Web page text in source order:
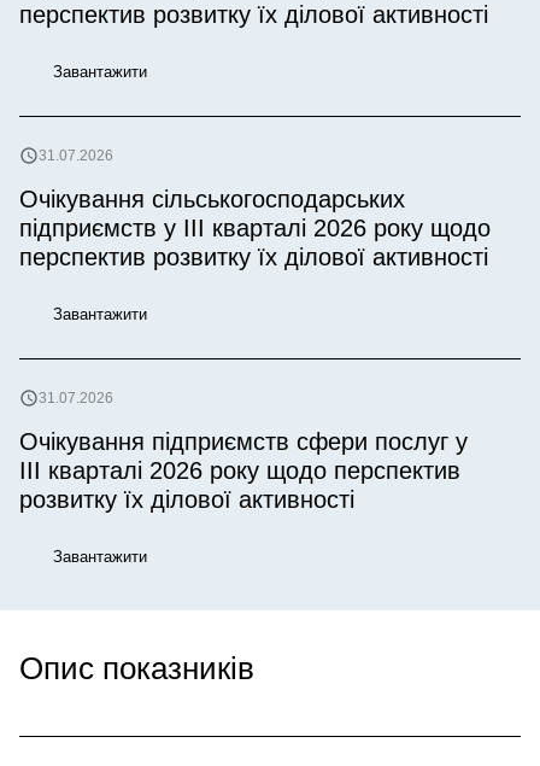
перспектив розвитку їх ділової активності
Завантажити
31.07.2026
Очікування сільськогосподарських
підприємств у IІI кварталі 2026 року щодо
перспектив розвитку їх ділової активності
Завантажити
31.07.2026
Очікування підприємств сфери послуг у
ІІІ кварталі 2026 року щодо перспектив
розвитку їх ділової активності
Завантажити
Опис показників